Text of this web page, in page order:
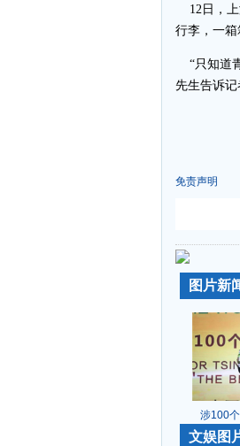
12日，上
行李，一箱
“只知道
先生告诉
免责声明
-
-
图片新
涉100
文娱图